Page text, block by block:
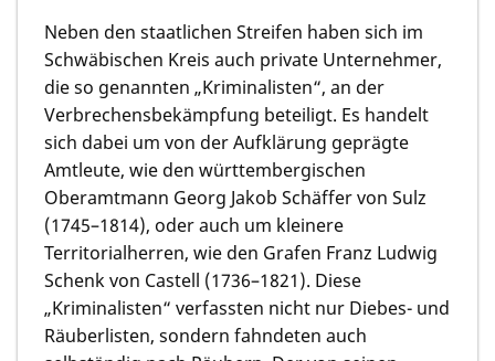
Neben den staatlichen Streifen haben sich im
Schwäbischen Kreis auch private Unternehmer,
die so genannten „Kriminalisten“, an der
Verbrechensbekämpfung beteiligt. Es handelt
sich dabei um von der Aufklärung geprägte
Amtleute, wie den württembergischen
Oberamtmann Georg Jakob Schäffer von Sulz
(1745–1814), oder auch um kleinere
Territorialherren, wie den Grafen Franz Ludwig
Schenk von Castell (1736–1821). Diese
„Kriminalisten“ verfassten nicht nur Diebes- und
Räuberlisten, sondern fahndeten auch